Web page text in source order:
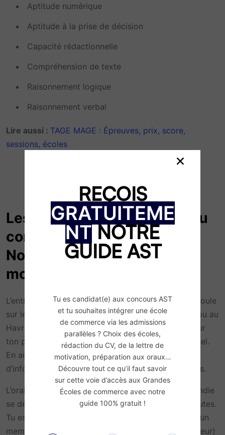
Aptitude numérique
Aptitude à la prise de décision
Capacité rédactionnelle
Compréhension de texte
Raisonnement logique
Raisonnement verbal
Lire aussi : TAGE MAGE : Épreuves, prix, score,
sessions, écoles
Les épreuves d’admission du
concours AST de l’EM
Normandie : l’entretien de
motivation
L’entretien de motivation de l’EM Normandie se déroule
sur les campus français de l’école, à Paris, à Caen ou au
Havre. Il dure 30 minutes et vise à en savoir plus sur
ton parcours académique et ton projet professionnel.
En amont de l’entretien, tu dois remplir une feuille
d’information qui évoque ton parcours, tes passions.
L’oral d’admission du concours AST de l’EM Normandie
se déroule en français et dure environ 20 à 30 minutes.
Tu es face à un jury composé de deux personnes : un
membre de l’EM Normandie (collaborateur, professeur)
REÇOIS
GRATUITEME
NTNOTRE
GUIDE AST
Tu es candidat(e) aux concours AST
et tu souhaites intégrer une école
de commerce via les admissions
parallèles ? Choix des écoles,
rédaction du CV, de la lettre de
motivation, préparation aux oraux…
Découvre tout ce qu’il faut savoir
sur cette voie d’accès aux Grandes
Écoles de commerce avec notre
guide 100% gratuit !